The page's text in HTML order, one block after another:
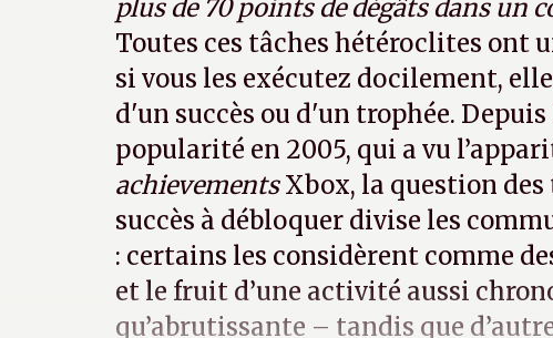
plus de 70 points de dégâts dans un
Toutes ces tâches hétéroclites ont
si vous les exécutez docilement,
d'un succès ou d'un trophée.
popularité en 2005, qui a vu
achievementsXbox, la question des
succès à débloquer divise les
: certains les considèrent comme
et le fruit d’une activité aussi
qu’abrutissante – tandis que